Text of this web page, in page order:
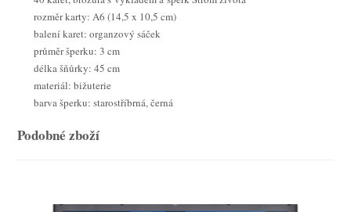
rozměr karty: A6 (14,5 x 10,5 cm)
balení karet: organzový sáček
průměr šperku: 3 cm
délka šňůrky: 45 cm
materiál: bižuterie
barva šperku: starostříbrná, černá
Podobné zboží